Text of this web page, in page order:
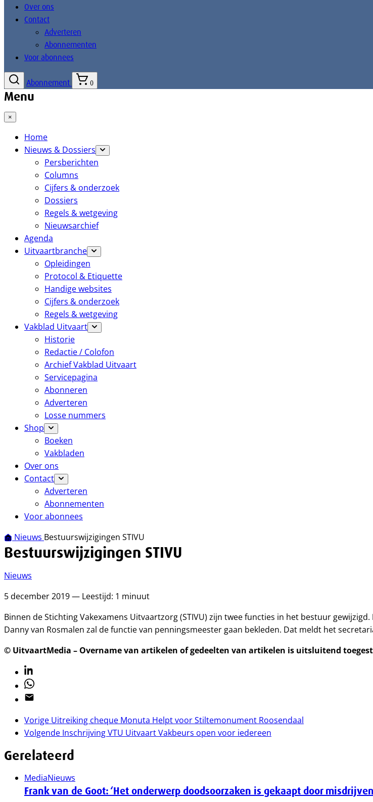
Over ons
Contact
Adverteren
Abonnementen
Voor abonnees
Abonnement 0
Menu
×
Home
Nieuws & Dossiers
Persberichten
Columns
Cijfers & onderzoek
Dossiers
Regels & wetgeving
Nieuwsarchief
Agenda
Uitvaartbranche
Opleidingen
Protocol & Etiquette
Handige websites
Cijfers & onderzoek
Regels & wetgeving
Vakblad Uitvaart
Historie
Redactie / Colofon
Archief Vakblad Uitvaart
Servicepagina
Abonneren
Adverteren
Losse nummers
Shop
Boeken
Vakbladen
Over ons
Contact
Adverteren
Abonnementen
Voor abonnees
Nieuws Bestuurswijzigingen STIVU
Bestuurswijzigingen STIVU
Nieuws
5 december 2019 — Leestijd: 1 minuut
Binnen de Stichting Vakexamens Uitvaartzorg (STIVU) zijn twee functies in het bestuur
Danny van Rosmalen zal de functie van penningsmeester gaan bekleden. Dat meldt het
© UitvaartMedia – Overname van artikelen of gedeelten van artikelen is uitsluitend
Linkedin
Whatsapp
Email
Vorige Uitreiking cheque Monuta Helpt voor Stiltemonument Roosendaal
Volgende Inschrijving VTU Uitvaart Vakbeurs open voor iedereen
Gerelateerd
MediaNieuws
Frank van de Goot: ‘Het onderwerp doodsoorzaken is gekaapt door